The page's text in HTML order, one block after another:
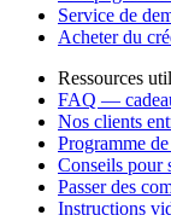
Service de
Acheter du
Ressources
FAQ —
Nos clients
Programme
Conseils pour
Passer des
Instructions